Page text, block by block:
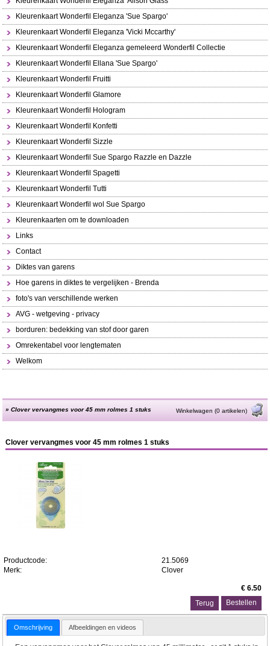
Kleurenkaart Wonderfil Eleganza 'Sue Spargo'
Kleurenkaart Wonderfil Eleganza 'Vicki Mccarthy'
Kleurenkaart Wonderfil Eleganza gemeleerd Wonderfil Collectie
Kleurenkaart Wonderfil Ellana 'Sue Spargo'
Kleurenkaart Wonderfil Fruitti
Kleurenkaart Wonderfil Glamore
Kleurenkaart Wonderfil Hologram
Kleurenkaart Wonderfil Konfetti
Kleurenkaart Wonderfil Sizzle
Kleurenkaart Wonderfil Sue Spargo Razzle en Dazzle
Kleurenkaart Wonderfil Spagetti
Kleurenkaart Wonderfil Tutti
Kleurenkaart Wonderfil wol Sue Spargo
Kleurenkaarten om te downloaden
Links
Contact
Diktes van garens
Hoe garens in diktes te vergelijken - Brenda
foto's van verschillende werken
AVG - wetgeving - privacy
borduren: bedekking van stof door garen
Omrekentabel voor lengtematen
Welkom
»Clover vervangmes voor 45 mm rolmes 1 stuks Winkelwagen (0 artikelen)
Clover vervangmes voor 45 mm rolmes 1 stuks
Productcode:
21.5069
Merk:
Clover
€ 6.50
Terug
Omschrijving Afbeeldingen en videos